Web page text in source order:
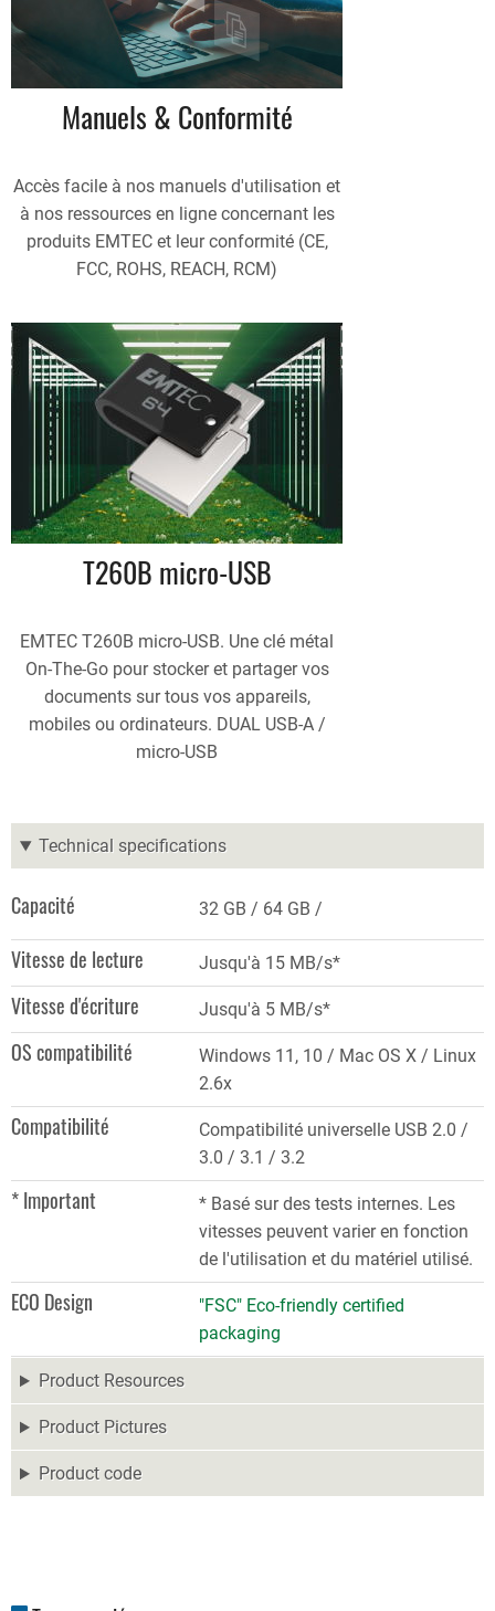
Manuels & Conformité
Accès facile à nos manuels d'utilisation et
à nos ressources en ligne concernant les
produits EMTEC et leur conformité (CE,
FCC, ROHS, REACH, RCM)
T260B micro-USB
EMTEC T260B micro-USB. Une clé métal
On-The-Go pour stocker et partager vos
documents sur tous vos appareils,
mobiles ou ordinateurs. DUAL USB-A /
micro-USB
Technical specifications
Capacité 32 GB 64 GB
Vitesse de lecture Jusqu'à 15 MB/s*
Vitesse d'écriture Jusqu'à 5 MB/s*
OS compatibilité
Windows 11, 10 / Mac OS X / Linux
2.6x
Compatibilité
Compatibilité universelle USB 2.0 /
3.0 / 3.1 / 3.2
* Important
* Basé sur des tests internes. Les
vitesses peuvent varier en fonction
de l'utilisation et du matériel utilisé.
ECO Design
"FSC" Eco-friendly certified
packaging
Product Resources
Product Pictures
Product code